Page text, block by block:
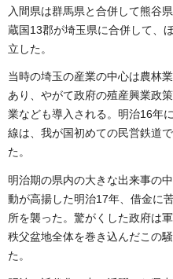
入間県は群馬県と合併して熊谷
蔵国13郡が埼玉県に合併して、
立した。
当時の埼玉の産業の中心は農林
あり、やがて政府の殖産興業政
業なども導入される。明治16年
線は、我が国初めての民営鉄道
た。
明治期の県内の大きな出来事の
動が高揚した明治17年、借金に
所を襲った。驚がくした政府は
秩父盆地全体を巻き込んだこの
た。